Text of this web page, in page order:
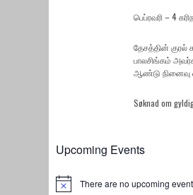
பெப்ரவரி – 4
தேசத்தின் குரல்
பாலசிங்கம்
ஆண்டு நினைவு
Søknad om
Upcoming Events
Notice There are no upcoming